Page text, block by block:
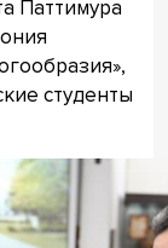
Паттимура
студенты